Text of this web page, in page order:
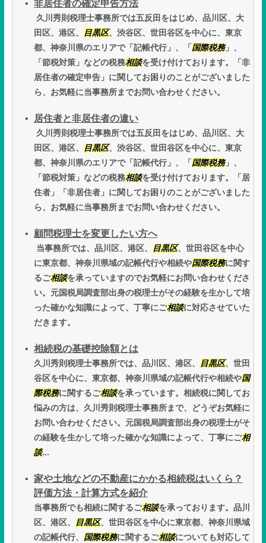
非居住者の確定申告方法
久川秀則税理士事務所では五反田をはじめ、品川区、大
田区、港区、
目黒区、渋谷区、世田谷区を中心に、東京
都、神奈川県のエリアで「記帳代行」、「 国際税務」、
「節税対策」などの税務相談を受け付けております。「非
居住者の確定申告」に関してお困りのことがございました
ら、お気軽に当事務所までお問い合わせください。
居住者と非居住者の違い
久川秀則税理士事務所では五反田をはじめ、品川区、大
田区、港区、
目黒区、渋谷区、世田谷区を中心に、東京
都、神奈川県のエリアで「記帳代行」、「 国際税務」、
「節税対策」などの税務相談を受け付けております。「居
住者」「非居住者」に関してお困りのことがございました
ら、お気軽に当事務所までお問い合わせください。
顧問税理士を変更したい方へ
当事務所では、品川区、港区、 目黒区、世田谷区を中心
に東京都、神奈川県域の記帳代行や相続や国際税務に関す
るご相談を承っていますのでお気軽にお問い合わせくださ
い。元国税局調査部出身の税理士がその経験を生かして培
った確かな知識によって、丁寧にご相談に対応させていた
だきます。
相続税の基礎控除額とは
久川秀則税理士事務所では、品川区、港区、 目黒区、世田
谷区を中心に、東京都、神奈川県域の記帳代行や相続や国
際税務に関するご相談を承っています。相続税に関してお
悩みの方は、久川秀則税理士事務所まで、どうぞお気軽に
お問い合わせください。元国税局調査部出身の税理士がそ
の経験を生かして培った確かな知識によって、丁寧にご相
談...
家や土地などの不動産にかかる相続税はいくら？
評価方法・計算方式を紹介
当事務所でも相続に関するご相談を承っております。品川
区、港区、
目黒区、世田谷区を中心に東京都、神奈川県域
の記帳代行、 国際税務に関するご相談についても対応して